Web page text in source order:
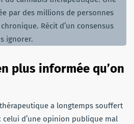
par des millions de personnes
Récit d’un consensus
ignorer.
plus informée qu’on
a longtemps souffert
celui d’une opinion publique mal